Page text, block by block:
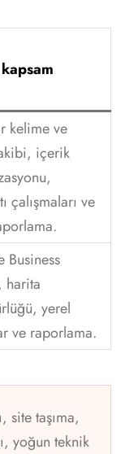
kelime ve
içerik
çalışmaları ve
Business
harita
yerel
ve raporlama.
site taşıma,
yoğun teknik